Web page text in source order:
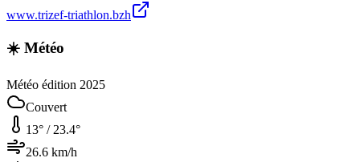
www.trizef-triathlon.bzh
☀️ Météo
Météo édition 2025
Couvert
13° / 23.4°
26.6 km/h